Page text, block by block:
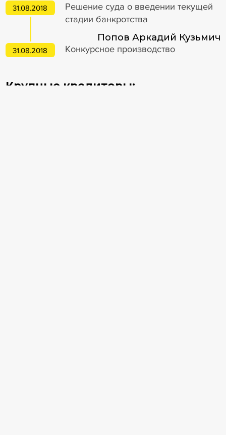
Попов Аркадий Кузьмич
31.08.2018
Решение суда о введении текущей
стадии банкротства
31.08.2018 Конкурсное производство
Крупные кредиторы: